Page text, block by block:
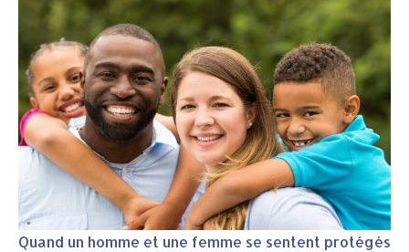
Quand un homme et une femme se sentent protégés